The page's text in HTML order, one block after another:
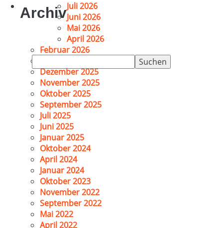
Suchen
nach:
ArchivJuli 2026
Juni 2026
Mai 2026
April 2026
Februar 2026
Dezember 2025
November 2025
Oktober 2025
September 2025
Juli 2025
Juni 2025
Januar 2025
Oktober 2024
April 2024
Januar 2024
Oktober 2023
November 2022
September 2022
Mai 2022
April 2022